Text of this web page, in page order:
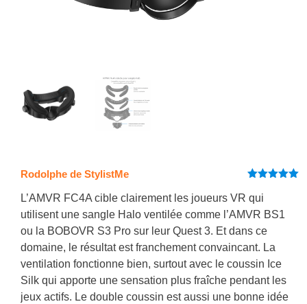
5
Rodolphe de StylistMe
L’AMVR FC4A cible clairement les joueurs VR qui
utilisent une sangle Halo ventilée comme l’AMVR BS1
ou la BOBOVR S3 Pro sur leur Quest 3. Et dans ce
domaine, le résultat est franchement convaincant. La
ventilation fonctionne bien, surtout avec le coussin Ice
Silk qui apporte une sensation plus fraîche pendant les
jeux actifs. Le double coussin est aussi une bonne idée